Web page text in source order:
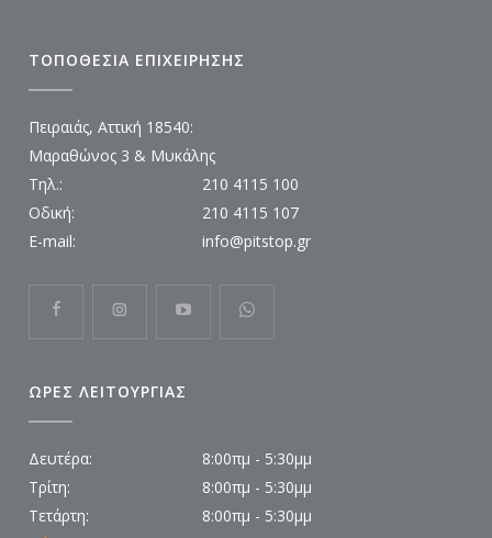
ΤΟΠΟΘΕΣΙΑ ΕΠΙΧΕΙΡΗΣΗΣ
Πειραιάς, Αττική 18540:
Μαραθώνος 3 & Μυκάλης
Τηλ.:
210 4115 100
Οδική:
210 4115 107
E-mail:
info@pitstop.gr
ΩΡΕΣ ΛΕΙΤΟΥΡΓΙΑΣ
Δευτέρα:
8:00πμ - 5:30μμ
Τρίτη:
8:00πμ - 5:30μμ
Τετάρτη:
8:00πμ - 5:30μμ